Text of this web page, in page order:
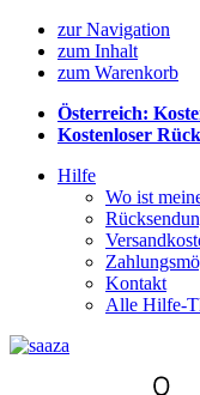
zur Navigation
zum Inhalt
zum Warenkorb
Österreich:
Kostenloser
Hilfe
Wo ist
Kontakt
Alle Hilfe-